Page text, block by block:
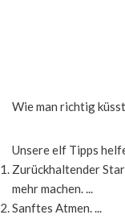
Wie man richtig
Unsere elf Tipps
Zurückhaltender
mehr machen. ...
Sanftes Atmen. ...